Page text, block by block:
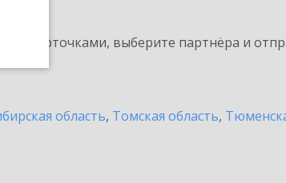
карточками, выберите партнёра и
область, Томская область,